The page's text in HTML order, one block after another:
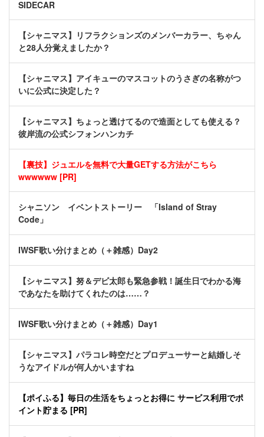
SIDECAR
【シャニマス】リフラクションズのメンバーカラー、ちゃん
と28人分覚えましたか？
【シャニマス】アイキューのマスコットのうさぎの名称がつ
いに公式に決定した？
【シャニマス】ちょっと透けてるので造面としても使える？
彼岸流の公式シフォンハンカチ
【裏技】ジュエルを無料で大量GETする方法がこちら
wwwwww [PR]
シャニソン イベントストーリー 「Island of Stray
Code」
IWSF歌い分けまとめ（＋雑感）Day2
【シャニマス】努＆デビ太郎も緊急参戦！誕生日でわかる海
であなたを助けてくれたのは……？
IWSF歌い分けまとめ（＋雑感）Day1
【シャニマス】パラコレ時空だとプロデューサーと結婚しそ
うなアイドルが何人かいますね
【ポイふる】毎日の生活をちょっとお得に サービス利用でポ
イント貯まる [PR]